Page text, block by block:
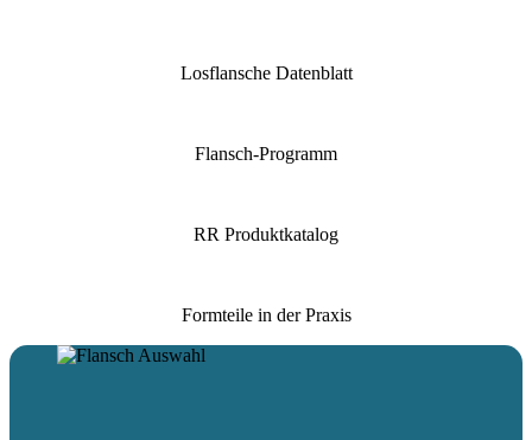
Losflansche Datenblatt
Flansch-Programm
RR Produkt­ka­talog
Formteile in der Praxis